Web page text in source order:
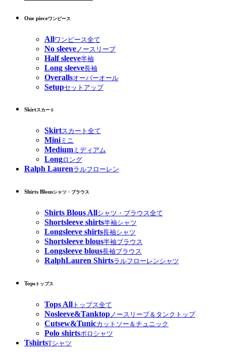
One pieceワンピース
Allワンピース全て
No sleeve ノースリーブ
Half sleeve半袖
Long sleeve長袖
Overallsオーバーオール
Setupセットアップ
Skirtスカート
Skirtスカート全て
Miniミニ
Medium ミディアム
Longロング
Ralph Laurenラルフローレン
Shirts Blousシャツ・ブラウス
Shirts Blous Allシャツ・ブラウス全て
Shortsleeve shirts半袖シャツ
Longsleeve shirts長袖シャツ
Shortsleeve blous半袖ブラウス
Longsleeve blous長袖ブラウス
RalphLauren Shirtsラルフローレンシャツ
Tops トップス
Tops All トップス全て
Nosleeve&Tanktopノースリーブ＆タンクトップ
Cutsew&Tunicカットソー＆チュニック
Polo shirtsポロシャツ
TshirtsTシャツ